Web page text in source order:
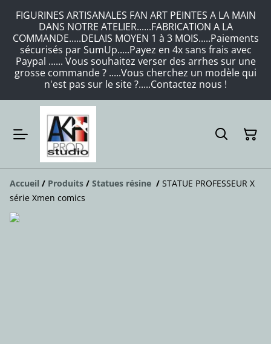
FIGURINES ARTISANALES FAN ART PEINTES A LA MAIN
DANS NOTRE ATELIER......FABRICATION A LA
COMMANDE.....DELAIS MOYEN 1 à 3 MOIS.....Paiements
sécurisés par SumUp.....Payez en 4x sans frais avec
Paypal ...... Vous souhaitez verser des arrhes sur une
grosse commande ? .....Vous cherchez un modèle qui
n'est pas sur le site ?.....Contactez nous !
Accueil / Produits / Statues résine / STATUE PROFESSEUR X
série Xmen comics